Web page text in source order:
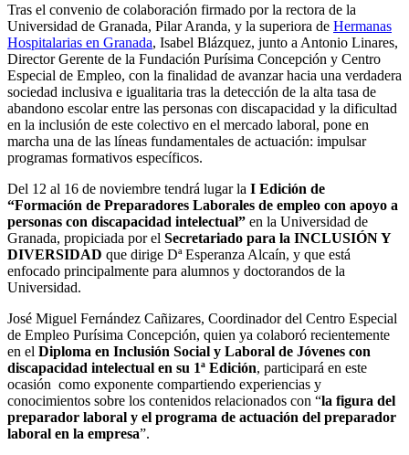
Tras el convenio de colaboración firmado por la rectora de la
Universidad de Granada, Pilar Aranda, y la superiora de Hermanas
Hospitalarias en Granada, Isabel Blázquez, junto a Antonio Linares,
Director Gerente de la Fundación Purísima Concepción y Centro
Especial de Empleo, con la finalidad de avanzar hacia una verdadera
sociedad inclusiva e igualitaria tras la detección de la alta tasa de
abandono escolar entre las personas con discapacidad y la dificultad
en la inclusión de este colectivo en el mercado laboral, pone en
marcha una de las líneas fundamentales de actuación: impulsar
programas formativos específicos.
Del 12 al 16 de noviembre tendrá lugar la I Edición de
“Formación de Preparadores Laborales de empleo con apoyo a
personas con discapacidad intelectual” en la Universidad de
Granada, propiciada por el Secretariado para la INCLUSIÓN Y
DIVERSIDAD que dirige Dª Esperanza Alcaín, y que está
enfocado principalmente para alumnos y doctorandos de la
Universidad.
José Miguel Fernández Cañizares, Coordinador del Centro Especial
de Empleo Purísima Concepción, quien ya colaboró recientemente
en el Diploma en Inclusión Social y Laboral de Jóvenes con
discapacidad intelectual en su 1ª Edición, participará en este
ocasión como exponente compartiendo experiencias y
conocimientos sobre los contenidos relacionados con “la figura del
preparador laboral y el programa de actuación del preparador
laboral en la empresa”.